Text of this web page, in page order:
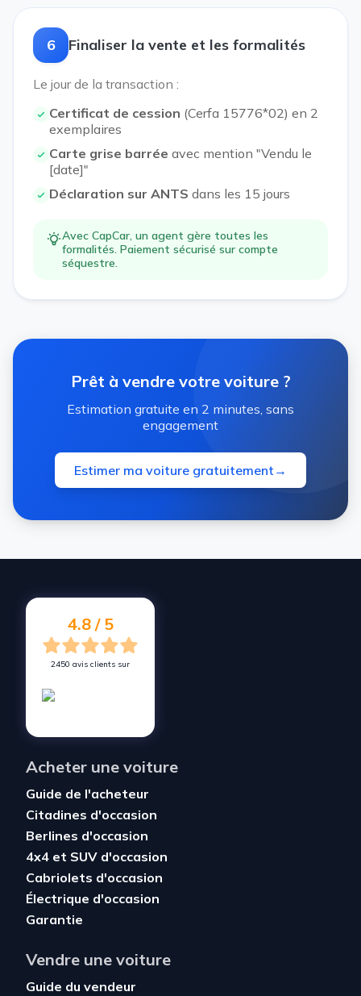
6 Finaliser la vente et les formalités
Le jour de la transaction :
Certificat de cession (Cerfa 15776*02) en 2
exemplaires
Carte grise barrée avec mention "Vendu le
[date]"
Déclaration sur ANTS dans les 15 jours
Avec CapCar, un agent gère toutes les
formalités. Paiement sécurisé sur compte
séquestre.
Prêt à vendre votre voiture ?
Estimation gratuite en 2 minutes, sans
engagement
Estimer ma voiture gratuitement →
4.8 / 5
2450 avis clients sur
Acheter une voiture
Guide de l'acheteur
Citadines d'occasion
Berlines d'occasion
4x4 et SUV d'occasion
Cabriolets d'occasion
Électrique d'occasion
Garantie
Vendre une voiture
Guide du vendeur